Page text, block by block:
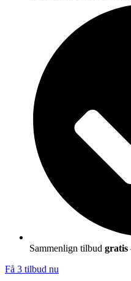
Sammenlign tilbud gratis
Få 3 tilbud nu